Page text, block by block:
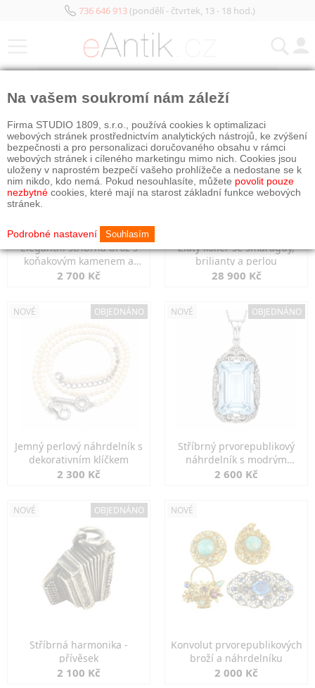
736 646 913(pondělí - čtvrtek, 13 - 18 hod.)
Elegantní stříbrná brož s
koňakovým kamenem a
markazity
2 700 Kč
Zlatý kolier se smaragdy,
brilianty a perlou
28 900 Kč
NOVÉ OBJEDNÁNO
Jemný perlový náhrdelník s
dekorativním klíčkem
2 300 Kč
NOVÉ OBJEDNÁNO
Stříbrný prvorepublikový
náhrdelník s modrým
spinelem
2 600 Kč
NOVÉ OBJEDNÁNO
Stříbrná harmonika -
přívěsek
2 100 Kč
NOVÉ
Konvolut prvorepublikových
broží a náhrdelníku
2 000 Kč
Na vašem soukromí nám záleží
Firma STUDIO 1809, s.r.o., používá cookies k optimalizaci
webových stránek prostřednictvím analytických nástrojů, ke zvýšení
bezpečnosti a pro personalizaci doručovaného obsahu v rámci
webových stránek i cíleného marketingu mimo nich. Cookies jsou
uloženy v naprostém bezpečí vašeho prohlížeče a nedostane se k
nim nikdo, kdo nemá. Pokud nesouhlasíte, můžete povolit pouze
nezbytné cookies, které mají na starost základní funkce webových
stránek.
Podrobné nastavení Souhlasím